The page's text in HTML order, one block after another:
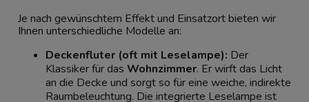
Je nach gewünschtem Effekt und Einsatzort bieten wir
Ihnen unterschiedliche Modelle an:
Deckenfluter (oft mit Leselampe): Der
Klassiker für das Wohnzimmer. Er wirft das Licht
an die Decke und sorgt so für eine weiche, indirekte
Raumbeleuchtung. Die integrierte Leselampe ist